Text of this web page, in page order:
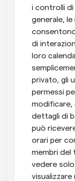
i controlli di
generale,
di
loro
privato, gli
permessi
modificare,
dettagli di
può
orari per
membri del
vedere